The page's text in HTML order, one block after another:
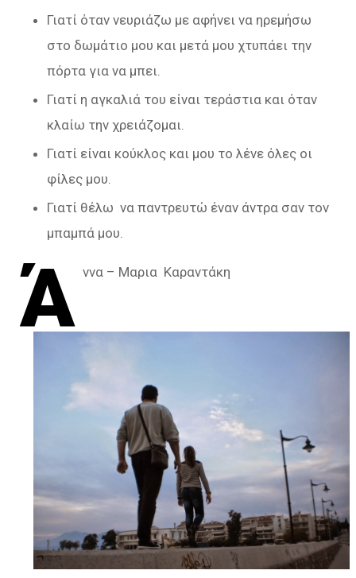
Γιατί όταν νευριάζω με αφήνει να ηρεμήσω
στο δωμάτιο μου και μετά μου χτυπάει την
πόρτα για να μπει.
Γιατί η αγκαλιά του είναι τεράστια και όταν
κλαίω την χρειάζομαι.
Γιατί είναι κούκλος και μου το λένε όλες οι
φίλες μου.
Γιατί θέλω να παντρευτώ έναν άντρα σαν τον
μπαμπά μου.
Ά ννα – Μαρια Καραντάκη